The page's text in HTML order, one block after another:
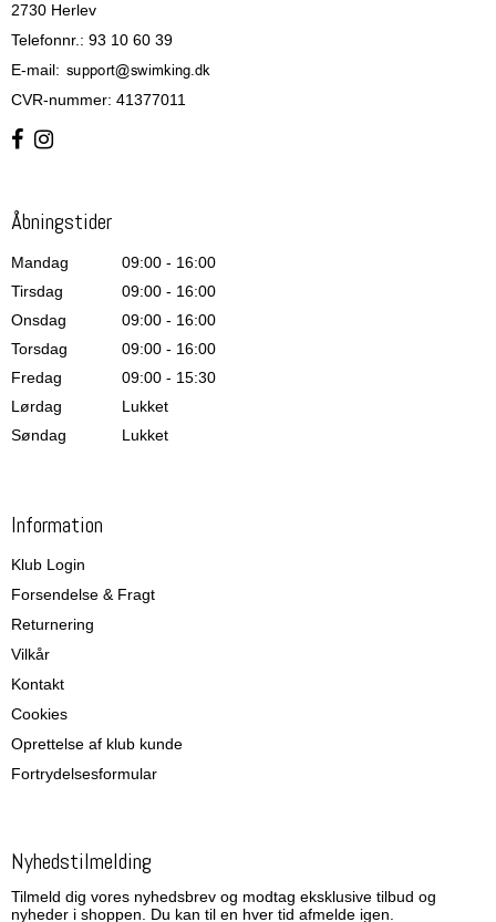
2730 Herlev
Telefonnr.: 93 10 60 39
E-mail:
CVR-nummer: 41377011
Åbningstider
Mandag
09:00 - 16:00
Tirsdag
09:00 - 16:00
Onsdag
09:00 - 16:00
Torsdag
09:00 - 16:00
Fredag
09:00 - 15:30
Lørdag
Lukket
Søndag
Lukket
Information
Klub Login
Forsendelse & Fragt
Returnering
Vilkår
Kontakt
Cookies
Oprettelse af klub kunde
Fortrydelsesformular
Nyhedstilmelding
Tilmeld dig vores nyhedsbrev og modtag eksklusive tilbud og
nyheder i shoppen. Du kan til en hver tid afmelde igen.